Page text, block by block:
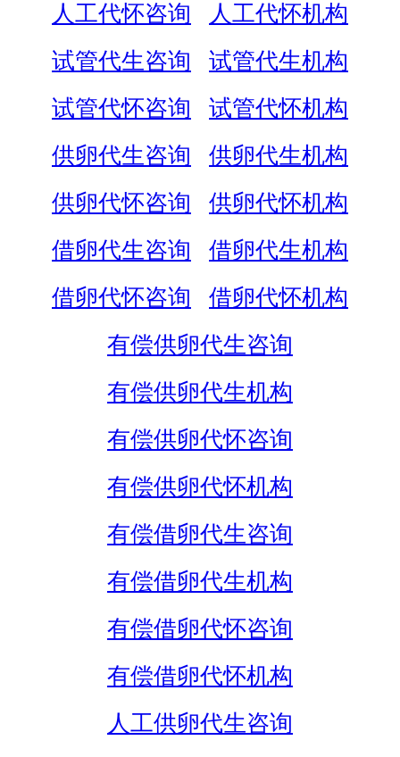
人工代怀咨询
人工代怀机构
试管代生咨询
试管代生机构
试管代怀咨询
试管代怀机构
供卵代生咨询
供卵代生机构
供卵代怀咨询
供卵代怀机构
借卵代生咨询
借卵代生机构
借卵代怀咨询
借卵代怀机构
有偿供卵代生咨询
有偿供卵代生机构
有偿供卵代怀咨询
有偿供卵代怀机构
有偿借卵代生咨询
有偿借卵代生机构
有偿借卵代怀咨询
有偿借卵代怀机构
人工供卵代生咨询